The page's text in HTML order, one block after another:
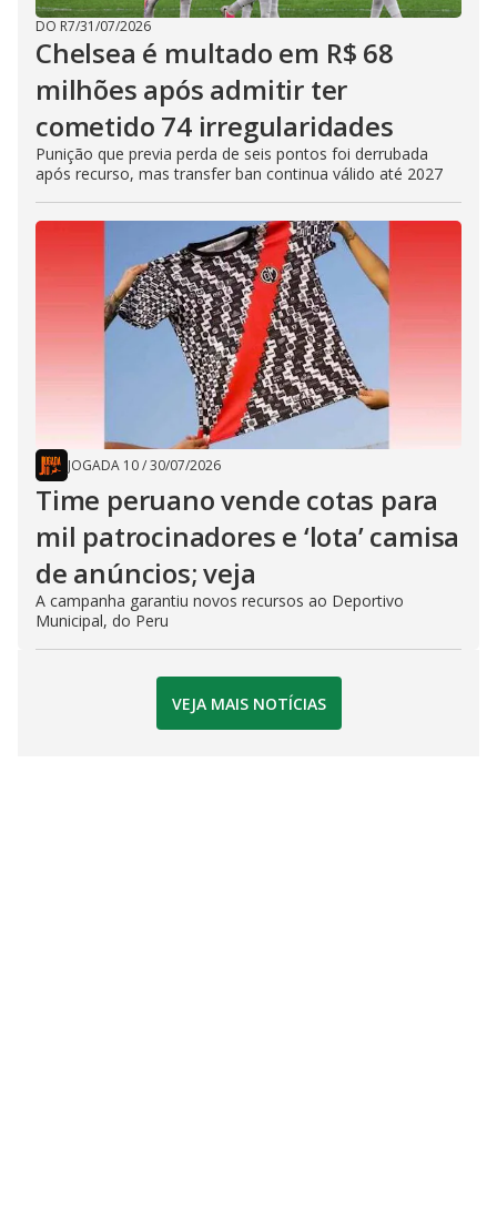
DO R7/31/07/2026
Chelsea é multado em R$ 68
milhões após admitir ter
cometido 74 irregularidades
Punição que previa perda de seis pontos foi derrubada
após recurso, mas transfer ban continua válido até 2027
JOGADA 10/30/07/2026
Time peruano vende cotas para
mil patrocinadores e ‘lota’ camisa
de anúncios; veja
A campanha garantiu novos recursos ao Deportivo
Municipal, do Peru
VEJA MAIS NOTÍCIAS